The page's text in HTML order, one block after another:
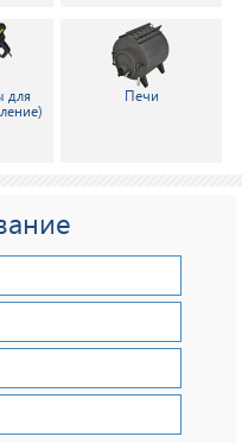
для
Печи